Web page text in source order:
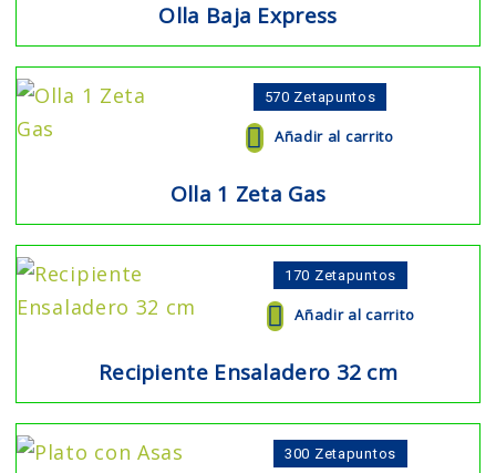
Olla Baja Express
570 Zetapuntos
Añadir al carrito
Olla 1 Zeta Gas
170 Zetapuntos
Añadir al carrito
Recipiente Ensaladero 32 cm
300 Zetapuntos